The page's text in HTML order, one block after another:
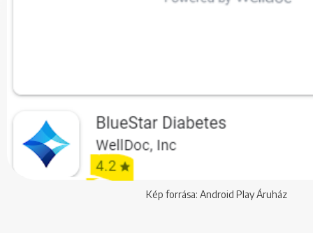
Kép forrása: Android Play Áruház